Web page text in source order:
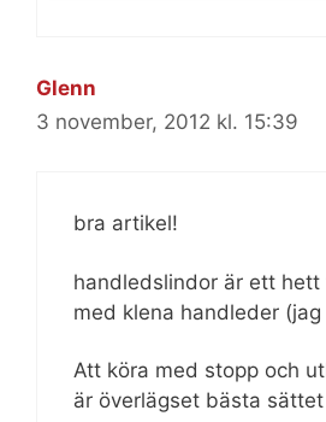
Glenn
3 november, 2012 kl. 15:39
bra artikel!
handledslindor är ett hett
med klena handleder
Att köra med stopp och
är överlägset bästa